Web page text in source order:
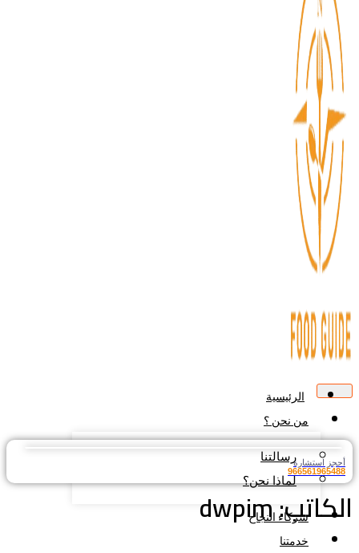
الرئيسية
من نحن ؟
رسالتنا
لماذا نحن؟
شركاء النجاح
خدمتنا
أحجز استشارة
966561965488
الكاتب:dwpim